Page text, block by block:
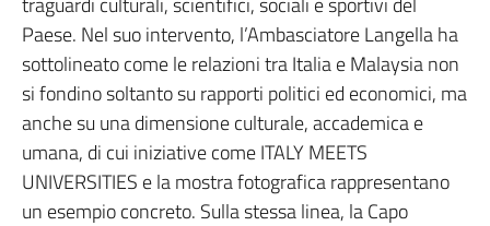
Paese. Nel suo intervento, l’Ambasciatore Langella ha
sottolineato come le relazioni tra Italia e Malaysia non
si fondino soltanto su rapporti politici ed economici, ma
anche su una dimensione culturale, accademica e
umana, di cui iniziative come ITALY MEETS
UNIVERSITIES e la mostra fotografica rappresentano
un esempio concreto. Sulla stessa linea, la Capo